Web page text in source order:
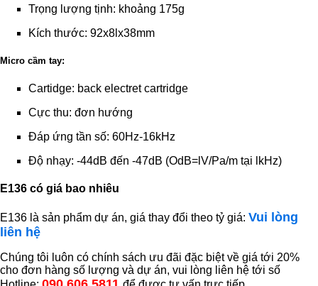
Trọng lượng tịnh: khoảng 175g
Kích thước: 92x8lx38mm
Micro cầm tay:
Cartidge: back electret cartridge
Cực thu: đơn hướng
Đáp ứng tần số: 60Hz-16kHz
Độ nhạy: -44dB đến -47dB (OdB=lV/Pa/m tại lkHz)
E136 có giá bao nhiêu
E136 là sản phẩm dự án, giá thay đổi theo tỷ giá: Vui lòng
liên hệ
Chúng tôi luôn có chính sách ưu đãi đặc biệt về giá tới 20%
cho đơn hàng số lượng và dự án, vui lòng liên hệ tới số